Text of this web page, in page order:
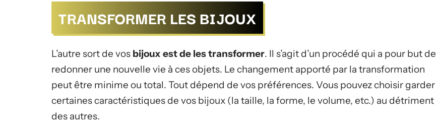
TRANSFORMER LES BIJOUX
L’autre sort de vos bijoux est de les transformer. Il s’agit d’un procédé qui a pour but de
redonner une nouvelle vie à ces objets. Le changement apporté par la transformation
peut être minime ou total. Tout dépend de vos préférences. Vous pouvez choisir garder
certaines caractéristiques de vos bijoux (la taille, la forme, le volume, etc.) au détriment
des autres.